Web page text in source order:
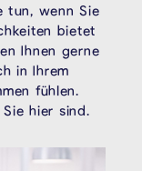
tun, wenn Sie
bietet
Ihnen gerne
in Ihrem
fühlen.
hier sind.